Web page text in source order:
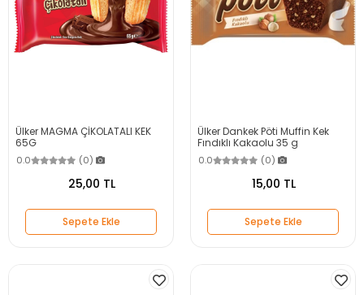
Ülker MAGMA ÇİKOLATALI KEK
65G
0.0 (0)
25,00 TL
Sepete Ekle
Ülker Dankek Pöti Muffin Kek
Fındıklı Kakaolu 35 g
0.0 (0)
15,00 TL
Sepete Ekle